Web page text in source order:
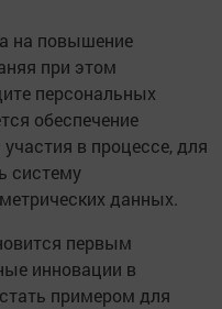
на повышение
при этом
персональных
обеспечение
в процессе, для
систему
данных.
первым
инновации в
примером для